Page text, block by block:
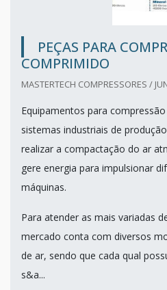
PEÇAS PARA
COMPRIMIDO
MASTERTECH COMPRESSORES /
Equipamentos para
sistemas industriais de
realizar a compactação do ar
gere energia para impulsionar
máquinas.
Para atender as mais variadas
mercado conta com diversos
de ar, sendo que cada qual
s&a...